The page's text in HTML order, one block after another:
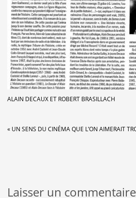
ALAIN DECAUX ET ROBERT BRASILLACH
« UN SENS DU CINÉMA QUE L’ON AIMERAIT
Laisser un commentaire